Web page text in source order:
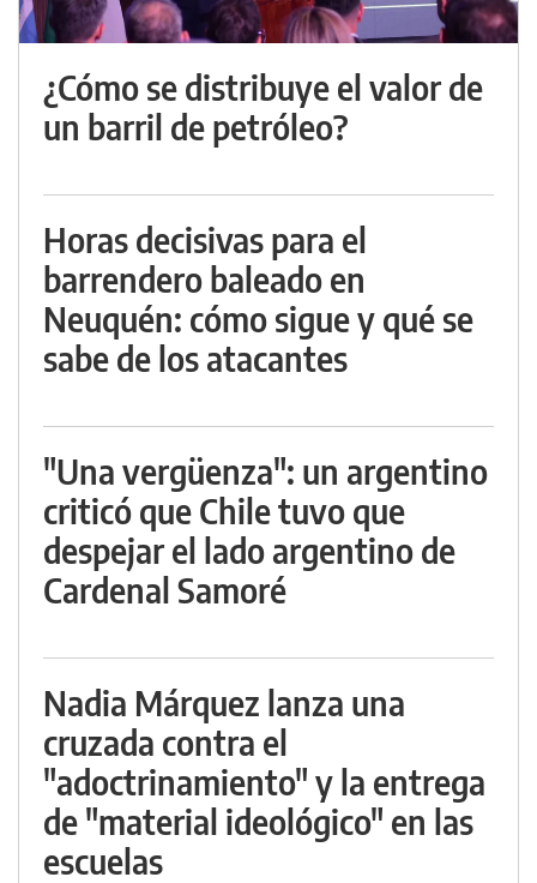
¿Cómo se distribuye el valor de
un barril de petróleo?
Horas decisivas para el
barrendero baleado en
Neuquén: cómo sigue y qué se
sabe de los atacantes
"Una vergüenza": un argentino
criticó que Chile tuvo que
despejar el lado argentino de
Cardenal Samoré
Nadia Márquez lanza una
cruzada contra el
"adoctrinamiento" y la entrega
de "material ideológico" en las
escuelas